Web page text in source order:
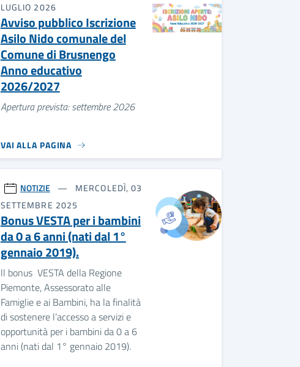
LUGLIO 2026
Avviso pubblico Iscrizione
Asilo Nido comunale del
Comune di Brusnengo
Anno educativo
2026/2027
Apertura prevista: settembre 2026
VAI ALLA PAGINA
NOTIZIE
MERCOLEDÌ, 03
SETTEMBRE 2025
Bonus VESTA per i bambini
da 0 a 6 anni (nati dal 1°
gennaio 2019).
ll bonus VESTA della Regione
Piemonte, Assessorato alle
Famiglie e ai Bambini, ha la finalità
di sostenere l’accesso a servizi e
opportunità per i bambini da 0 a 6
anni (nati dal 1° gennaio 2019).